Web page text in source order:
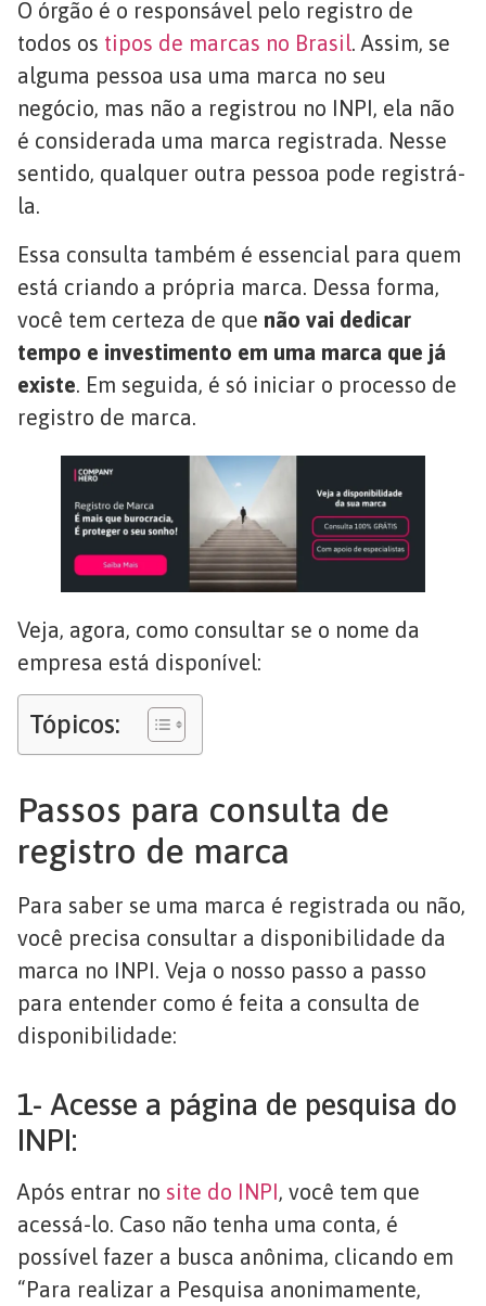
O órgão é o responsável pelo registro de
todos os tipos de marcas no Brasil. Assim, se
alguma pessoa usa uma marca no seu
negócio, mas não a registrou no INPI, ela não
é considerada uma marca registrada. Nesse
sentido, qualquer outra pessoa pode registrá-
la.
Essa consulta também é essencial para quem
está criando a própria marca. Dessa forma,
você tem certeza de que não vai dedicar
tempo e investimento em uma marca que já
existe . Em seguida, é só iniciar o processo de
registro de marca.
Veja, agora, como consultar se o nome da
empresa está disponível:
Tópicos:
Passos para consulta de
registro de marca
Para saber se uma marca é registrada ou não,
você precisa consultar a disponibilidade da
marca no INPI. Veja o nosso passo a passo
para entender como é feita a consulta de
disponibilidade:
1- Acesse a página de pesquisa do
INPI:
Após entrar no site do INPI, você tem que
acessá-lo. Caso não tenha uma conta, é
possível fazer a busca anônima, clicando em
“Para realizar a Pesquisa anonimamente,